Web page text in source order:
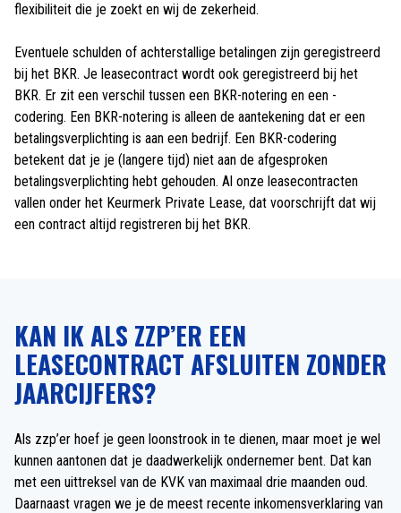
flexibiliteit die je zoekt en wij de zekerheid.
Eventuele schulden of achterstallige betalingen zijn geregistreerd
bij het BKR. Je leasecontract wordt ook geregistreerd bij het
BKR. Er zit een verschil tussen een BKR-notering en een -
codering. Een BKR-notering is alleen de aantekening dat er een
betalingsverplichting is aan een bedrijf. Een BKR-codering
betekent dat je je (langere tijd) niet aan de afgesproken
betalingsverplichting hebt gehouden. Al onze leasecontracten
vallen onder het Keurmerk Private Lease, dat voorschrijft dat wij
een contract altijd registreren bij het BKR.
KAN IK ALS ZZP’ER EEN
LEASECONTRACT AFSLUITEN ZONDER
JAARCIJFERS?
Als zzp’er hoef je geen loonstrook in te dienen, maar moet je wel
kunnen aantonen dat je daadwerkelijk ondernemer bent. Dat kan
met een uittreksel van de KVK van maximaal drie maanden oud.
Daarnaast vragen we je de meest recente inkomensverklaring van